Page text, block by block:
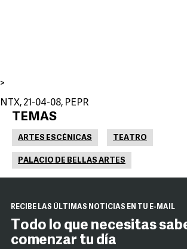
>
NTX, 21-04-08, PEPR
TEMAS
ARTES ESCÉNICAS TEATRO
PALACIO DE BELLAS ARTES
RECIBE LAS ÚLTIMAS NOTICIAS EN TU E-MAIL
Todo lo que necesitas
comenzar tu día